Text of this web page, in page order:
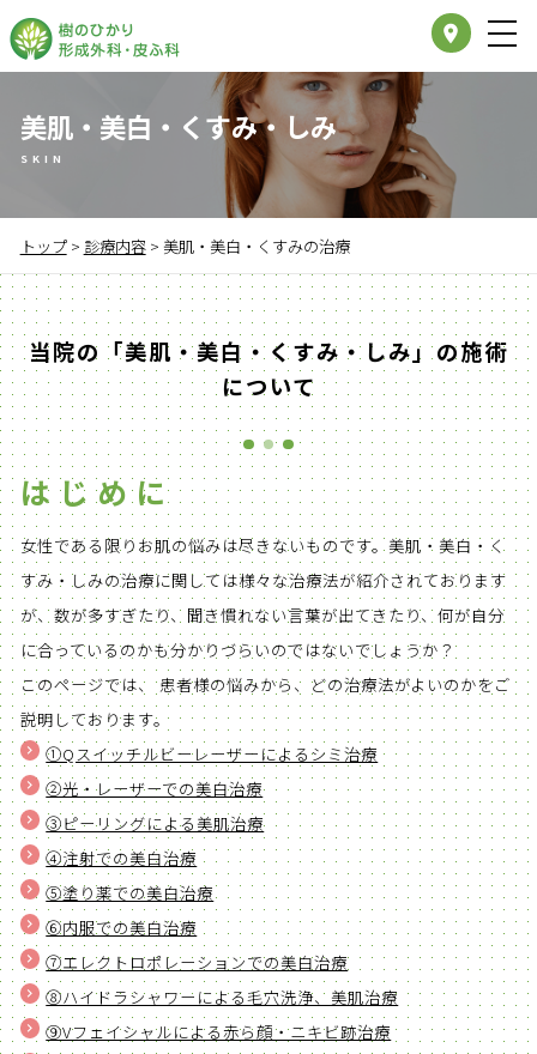
place
美肌・美白・くすみ・しみ
SKIN
トップ> 診療内容> 美肌・美白・くすみの治療
当院の「美肌・美白・くすみ・しみ」の施術
について
はじめに
女性である限りお肌の悩みは尽きないものです。美肌・美白・く
すみ・しみの治療に関しては様々な治療法が紹介されております
が、数が多すぎたり、聞き慣れない言葉が出てきたり、何が自分
に合っているのかも分かりづらいのではないでしょうか？
このページでは、 患者様の悩みから、どの治療法がよいのかをご
説明しております。
①Qスイッチルビーレーザーによるシミ治療
②光・レーザーでの美白治療
③ピーリングによる美肌治療
④注射での美白治療
⑤塗り薬での美白治療
⑥内服での美白治療
⑦エレクトロポレーションでの美白治療
⑧ハイドラシャワーによる毛穴洗浄、美肌治療
⑨Vフェイシャルによる赤ら顔・ニキビ跡治療